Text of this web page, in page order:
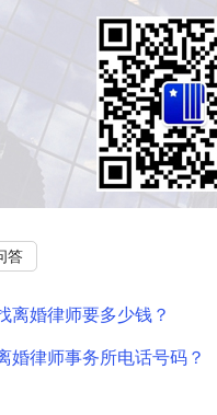
答
离婚律师要多少钱？
婚律师事务所电话号码？